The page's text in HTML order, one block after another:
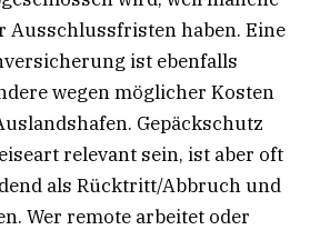
Ausschlussfristen haben. Eine
ist ebenfalls
wegen möglicher Kosten
Gepäckschutz
relevant sein, ist aber oft
als Rücktritt/Abbruch und
Wer remote arbeitet oder